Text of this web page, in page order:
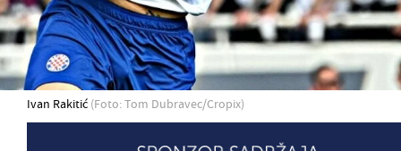
Ivan Rakitić (Foto: Tom Dubravec/Cropix)